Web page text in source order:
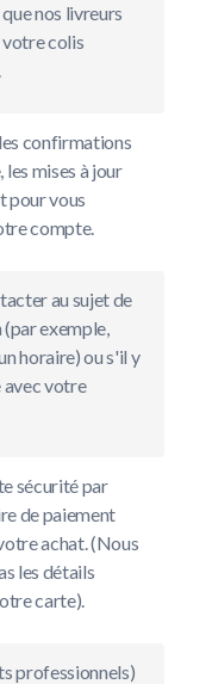
nos livreurs
colis
confirmations
mises à jour
pour vous
compte.
au sujet de
exemple,
horaire) ou s'il y
avec votre
sécurité par
de paiement
achat. (Nous
les détails
carte).
professionnels)